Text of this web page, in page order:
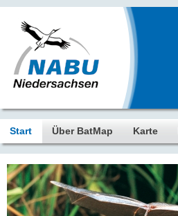
Start Über BatMap Karte